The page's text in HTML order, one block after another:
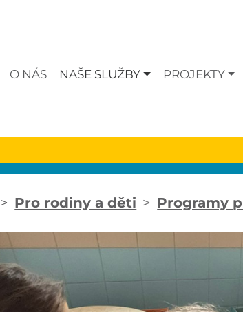
O NÁS NAŠE SLUŽBY PROJEKTY
Pro rodiny a děti Programy